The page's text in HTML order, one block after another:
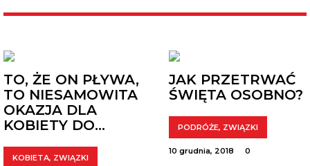
TO, ŻE ON PŁYWA,
TO NIESAMOWITA
OKAZJA DLA
KOBIETY DO…
KOBIETA, ZWIĄZKI
JAK PRZETRWAĆ
ŚWIĘTA OSOBNO?
PODRÓŻE, ZWIĄZKI
10 grudnia, 2018
0